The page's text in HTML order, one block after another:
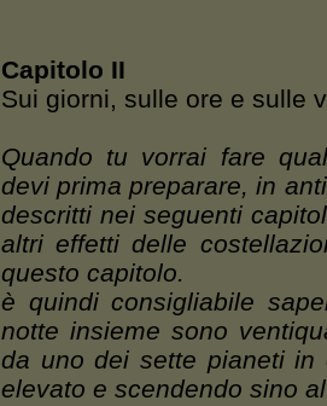
Capitolo II
Sui giorni, sulle ore e sulle
Quando tu vorrai fare
devi prima preparare, in
descritti nei seguenti
altri effetti delle
questo capitolo.
è quindi consigliabile
notte insieme sono
da uno dei sette pianeti in
elevato e scendendo sino